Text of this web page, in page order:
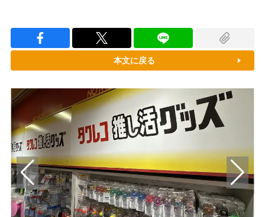
本文に戻る